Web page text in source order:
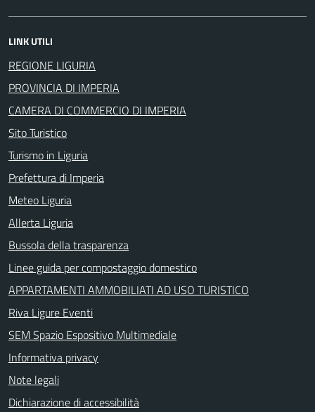
LINK UTILI
REGIONE LIGURIA
PROVINCIA DI IMPERIA
CAMERA DI COMMERCIO DI IMPERIA
Sito Turistico
Turismo in Liguria
Prefettura di Imperia
Meteo Liguria
Allerta Liguria
Bussola della trasparenza
Linee guida per compostaggio domestico
APPARTAMENTI AMMOBILIATI AD USO TURISTICO
Riva Ligure Eventi
SEM Spazio Espositivo Multimediale
Informativa privacy
Note legali
Dichiarazione di accessibilità